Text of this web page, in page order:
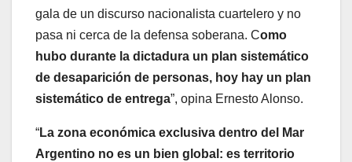
gala de un discurso nacionalista cuartelero y no
pasa ni cerca de la defensa soberana. Como
hubo durante la dictadura un plan sistemático
de desaparición de personas, hoy hay un plan
sistemático de entrega”, opina Ernesto Alonso.
“La zona económica exclusiva dentro del Mar
Argentino no es un bien global: es territorio